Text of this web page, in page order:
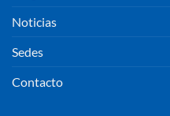
Noticias
Sedes
Contacto